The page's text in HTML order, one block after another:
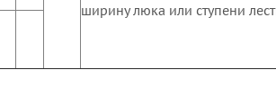
ширину люка или ступени